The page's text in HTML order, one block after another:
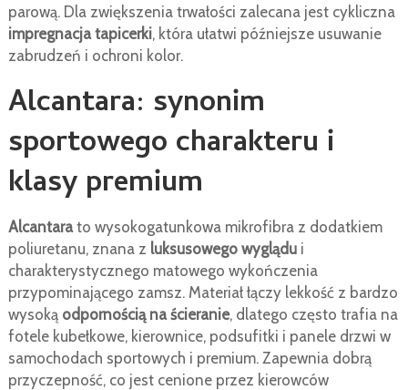
parową. Dla zwiększenia trwałości zalecana jest cykliczna
impregnacja tapicerki, która ułatwi późniejsze usuwanie
zabrudzeń i ochroni kolor.
Alcantara: synonim
sportowego charakteru i
klasy premium
Alcantarato wysokogatunkowa mikrofibra z dodatkiem
poliuretanu, znana z luksusowego wyglądui
charakterystycznego matowego wykończenia
przypominającego zamsz. Materiał łączy lekkość z bardzo
wysoką odpornością na ścieranie, dlatego często trafia na
fotele kubełkowe, kierownice, podsufitki i panele drzwi w
samochodach sportowych i premium. Zapewnia dobrą
przyczepność, co jest cenione przez kierowców